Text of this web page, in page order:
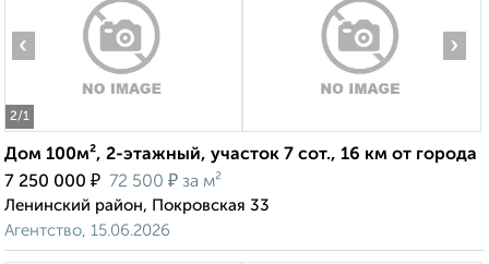
2/1
‹ ›
Дом 100м², 2-этажный, участок 7 сот., 16 км от города
7 250 000 ₽ 72 500 ₽ за м²
Ленинский район, Покровская 33
Агентство, 15.06.2026